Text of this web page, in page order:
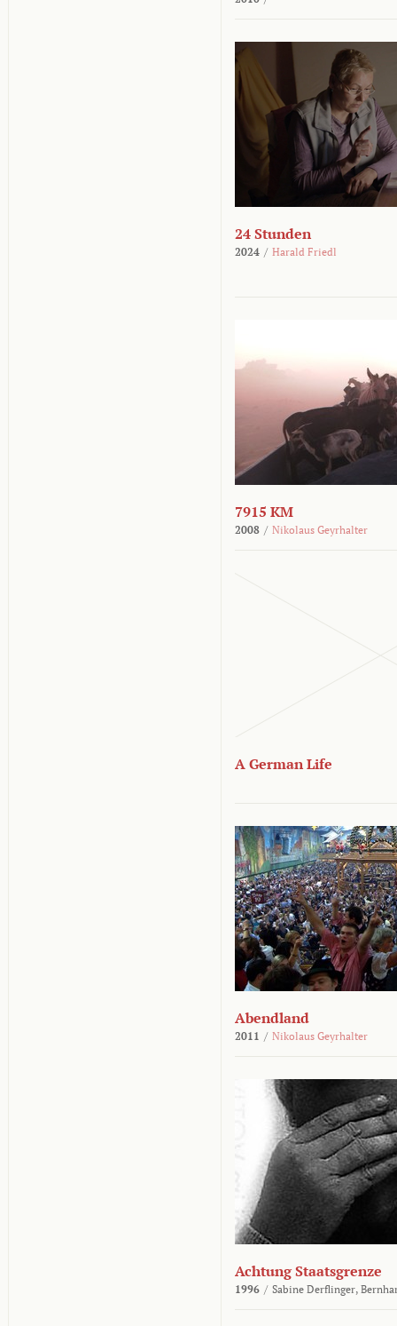
24 Stunden
2024 / Harald Friedl
7915 KM
2008 / Nikolaus Geyrhalter
A German Life
Abendland
2011 / Nikolaus Geyrhalter
Achtung Staatsgrenze
1996 / Sabine Derflinger,